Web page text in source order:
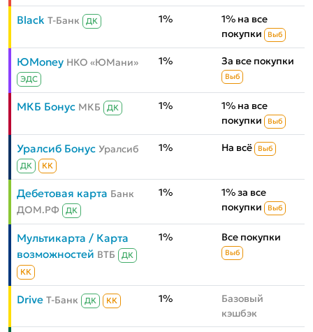
Black Т-Банк ДК 1%
1% на все
покупки
Выб
ЮMoney НКО «ЮМани»
ЭДС
1% За все покупки
Выб
МКБ Бонус МКБ ДК 1%
1% на все
покупки
Выб
Уралсиб Бонус Уралсиб
ДК КК
1% На всё Выб
Дебетовая карта Банк
ДОМ.РФ
ДК
1%
1% за все
покупки
Выб
Мультикарта / Карта
возможностей ВТБ
ДК
КК
1% Все покупки
Выб
Drive Т-Банк ДК КК 1%
Базовый
кэшбэк